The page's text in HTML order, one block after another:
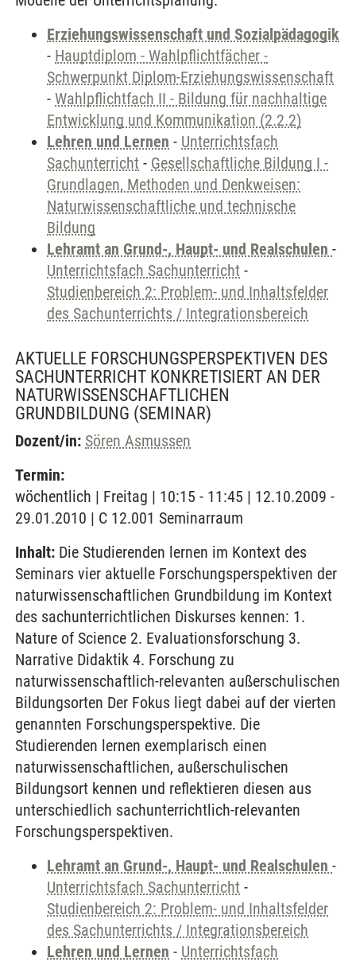
Erziehungswissenschaft und Sozialpädagogik
- Hauptdiplom - Wahlpflichtfächer -
Schwerpunkt Diplom-Erziehungswissenschaft
- Wahlpflichtfach II - Bildung für nachhaltige
Entwicklung und Kommunikation (2.2.2)
Lehren und Lernen - Unterrichtsfach
Sachunterricht - Gesellschaftliche Bildung I -
Grundlagen, Methoden und Denkweisen:
Naturwissenschaftliche und technische
Bildung
Lehramt an Grund-, Haupt- und Realschulen -
Unterrichtsfach Sachunterricht -
Studienbereich 2: Problem- und Inhaltsfelder
des Sachunterrichts / Integrationsbereich
AKTUELLE FORSCHUNGSPERSPEKTIVEN DES
SACHUNTERRICHT KONKRETISIERT AN DER
NATURWISSENSCHAFTLICHEN
GRUNDBILDUNG (SEMINAR)
Dozent/in: Sören Asmussen
Termin:
wöchentlich | Freitag | 10:15 - 11:45 | 12.10.2009 -
29.01.2010 | C 12.001 Seminarraum
Inhalt: Die Studierenden lernen im Kontext des
Seminars vier aktuelle Forschungsperspektiven der
naturwissenschaftlichen Grundbildung im Kontext
des sachunterrichtlichen Diskurses kennen: 1.
Nature of Science 2. Evaluationsforschung 3.
Narrative Didaktik 4. Forschung zu
naturwissenschaftlich-relevanten außerschulischen
Bildungsorten Der Fokus liegt dabei auf der vierten
genannten Forschungsperspektive. Die
Studierenden lernen exemplarisch einen
naturwissenschaftlichen, außerschulischen
Bildungsort kennen und reflektieren diesen aus
unterschiedlich sachunterrichtlich-relevanten
Forschungsperspektiven.
Lehramt an Grund-, Haupt- und Realschulen -
Unterrichtsfach Sachunterricht -
Studienbereich 2: Problem- und Inhaltsfelder
des Sachunterrichts / Integrationsbereich
Lehren und Lernen - Unterrichtsfach